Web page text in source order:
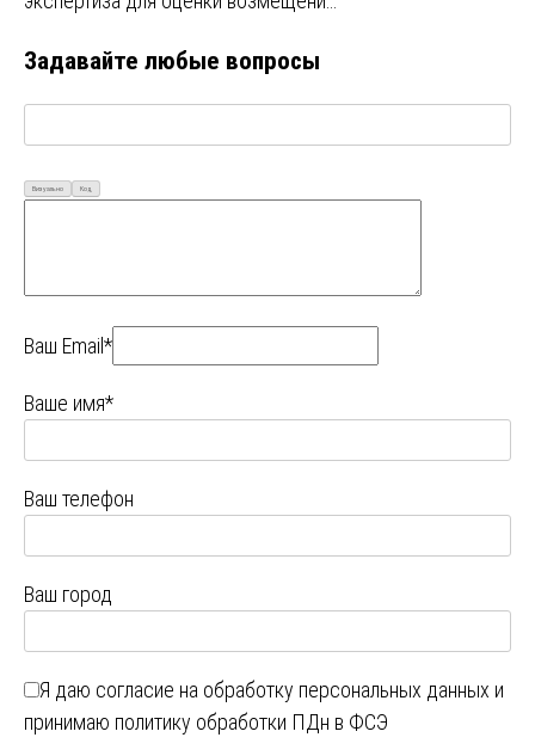
Задавайте любые вопросы
Визуально Код
Ваш Email*
Ваше имя*
Ваш телефон
Ваш город
Я даю согласие на обработку персональных данных и
принимаю политику обработки ПДн в ФСЭ